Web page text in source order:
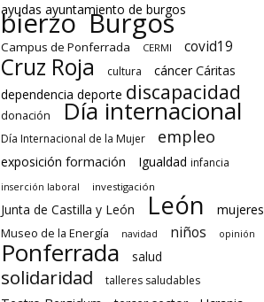
ayudas ayuntamiento de burgos
bierzo Burgos
Campus de Ponferrada CERMI covid19
Cruz Roja cultura cáncerCáritas
dependencia deporte discapacidad
donación Día internacional
Día Internacional de la Mujer empleo
exposición formación Igualdad infancia
inserción laboral investigación
Junta de Castilla y León León mujeres
Museo de la Energía navidad niños opinión
Ponferrada salud
solidaridad talleres saludables